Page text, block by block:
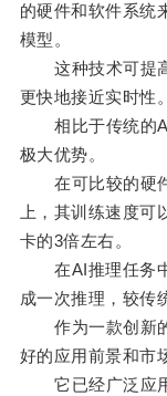
的硬件和软件系统
模型。
这种技术可提高
更快地接近实时性。
相比于传统的AI
极大优势。
在可比较的硬件
上，其训练速度
卡的3倍左右。
在AI推理任务中
成一次推理，较传
作为一款创新的
好的应用前景和市
它已经广泛应用